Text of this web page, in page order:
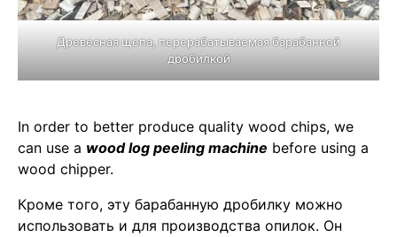
Древесная щепа, перерабатываемая барабанной
дробилкой
In order to better produce quality wood chips, we
can use a wood log peeling machine before using a
wood chipper.
Кроме того, эту барабанную дробилку можно
использовать и для производства опилок. Он